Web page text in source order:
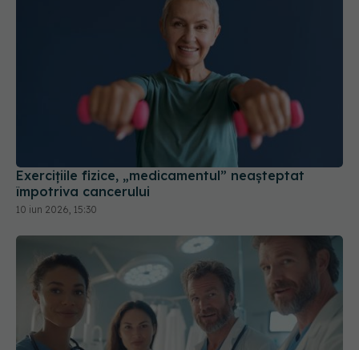
Exercițiile fizice, „medicamentul” neașteptat
împotriva cancerului
10 iun 2026, 15:30